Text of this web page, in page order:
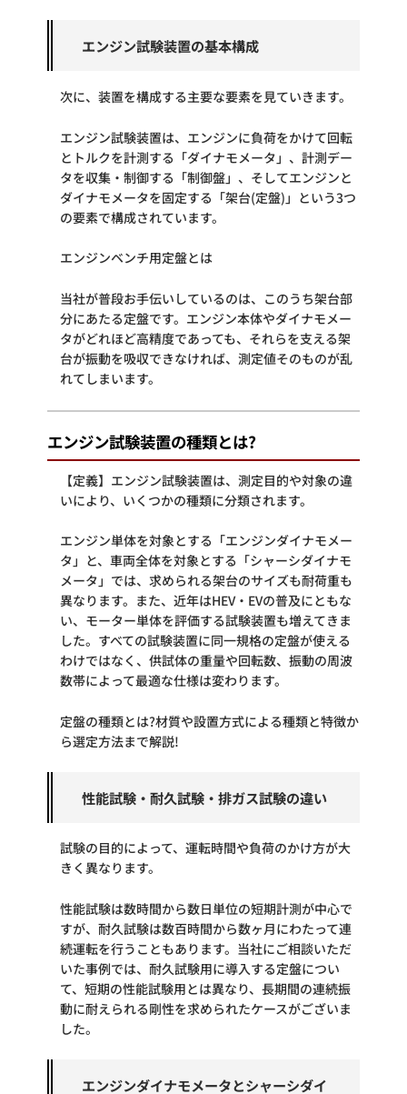
エンジン試験装置の基本構成
次に、装置を構成する主要な要素を見ていきます。
エンジン試験装置は、エンジンに負荷をかけて回転
とトルクを計測する「ダイナモメータ」、計測デー
タを収集・制御する「制御盤」、そしてエンジンと
ダイナモメータを固定する「架台(定盤)」という3つ
の要素で構成されています。
エンジンベンチ用定盤とは
当社が普段お手伝いしているのは、このうち架台部
分にあたる定盤です。エンジン本体やダイナモメー
タがどれほど高精度であっても、それらを支える架
台が振動を吸収できなければ、測定値そのものが乱
れてしまいます。
エンジン試験装置の種類とは?
【定義】エンジン試験装置は、測定目的や対象の違
いにより、いくつかの種類に分類されます。
エンジン単体を対象とする「エンジンダイナモメー
タ」と、車両全体を対象とする「シャーシダイナモ
メータ」では、求められる架台のサイズも耐荷重も
異なります。また、近年はHEV・EVの普及にともな
い、モーター単体を評価する試験装置も増えてきま
した。すべての試験装置に同一規格の定盤が使える
わけではなく、供試体の重量や回転数、振動の周波
数帯によって最適な仕様は変わります。
定盤の種類とは?材質や設置方式による種類と特徴か
ら選定方法まで解説!
性能試験・耐久試験・排ガス試験の違い
試験の目的によって、運転時間や負荷のかけ方が大
きく異なります。
性能試験は数時間から数日単位の短期計測が中心で
すが、耐久試験は数百時間から数ヶ月にわたって連
続運転を行うこともあります。当社にご相談いただ
いた事例では、耐久試験用に導入する定盤につい
て、短期の性能試験用とは異なり、長期間の連続振
動に耐えられる剛性を求められたケースがございま
した。
エンジンダイナモメータとシャーシダイ